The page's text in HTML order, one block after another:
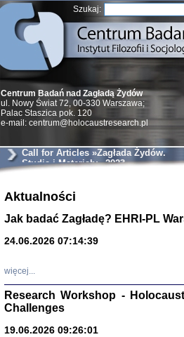
Szukaj:
Centrum Badań nad Zagładą Żydów
ul. Nowy Świat 72, 00-330 Warszawa;
Palac Staszica pok. 120
e-mail: centrum@holocaustresearch.pl
Call for Articles »Zagłada Żydów.
Studia i Materiały« 2023
Aktualności
Jak badać Zagładę? EHRI-PL
24.06.2026 07:14:39
więcej...
Research Workshop -
Challenges
19.06.2026 09:26:01